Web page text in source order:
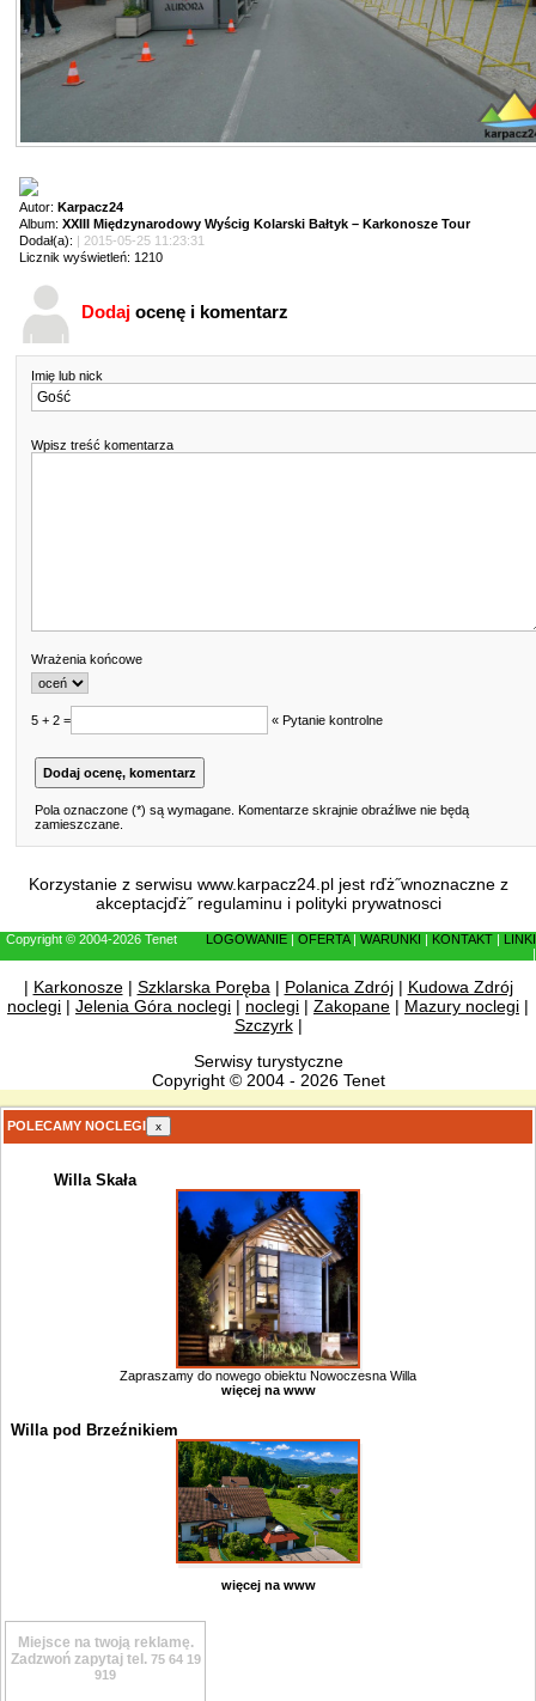
Autor: Karpacz24
Album: XXIII Międzynarodowy Wyścig Kolarski Bałtyk – Karkonosze Tour
Dodał(a): | 2015-05-25 11:23:31
Licznik wyświetleń: 1210
Dodaj ocenę i komentarz
Imię lub nick
Wpisz treść komentarza
Wrażenia końcowe
5 + 2 = « Pytanie kontrolne
Pola oznaczone (*) są wymagane. Komentarze skrajnie obraźliwe nie będą
zamieszczane.
Korzystanie z serwisu www.karpacz24.pl jest rďż˝wnoznaczne z
akceptacjďż˝ regulaminu i polityki prywatnosci
Copyright © 2004-2026 Tenet LOGOWANIE OFERTA| WARUNKI KONTAKT
LINKI
| Karkonosze| Szklarska Poręba| Polanica Zdrój| Kudowa Zdrój
noclegi | Jelenia Góra noclegi | noclegi | Zakopane | Mazury noclegi |
Szczyrk|
Serwisy turystyczne
Copyright © 2004 - 2026 Tenet
POLECAMY NOCLEGI x
Willa Skała
Zapraszamy do nowego obiektu Nowoczesna Willa
więcej na www
Willa pod Brzeźnikiem
więcej na www
Miejsce na twoją reklamę.
Zadzwoń zapytaj tel. 75 64 19
919